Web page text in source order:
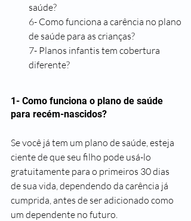
saúde?
6- Como funciona a carência no plano
de saúde para as crianças?
7- Planos infantis tem cobertura
diferente?
1- Como funciona o plano de saúde
para recém-nascidos?
Se você já tem um plano de saúde, esteja
ciente de que seu filho pode usá-lo
gratuitamente para o primeiros 30 dias
de sua vida, dependendo da carência já
cumprida, antes de ser adicionado como
um dependente no futuro.